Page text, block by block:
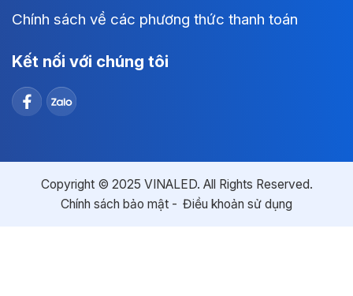
Chính sách về các phương thức thanh toán
Kết nối với chúng tôi
Copyright © 2025 VINALED. All Rights Reserved.
Chính sách bảo mật
Điều khoản sử dụng